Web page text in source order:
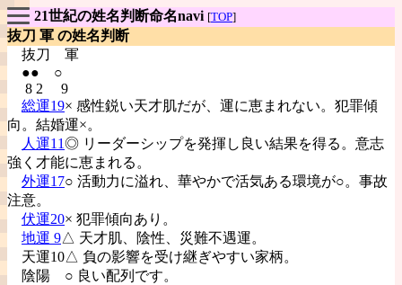
21世紀の姓名判断命名navi [TOP]
抜刀 軍 の姓名判断
抜刀 軍
●● ○
8 2 9
総運19× 感性鋭い天才肌だが、運に恵まれない。犯罪傾
向。結婚運×。
人運11◎ リーダーシップを発揮し良い結果を得る。意志
強く才能に恵まれる。
外運17○ 活動力に溢れ、華やかで活気ある環境が○。事故
注意。
伏運20× 犯罪傾向あり。
地運 9△ 天才肌、陰性、災難不遇運。
天運10△ 負の影響を受け継ぎやすい家柄。
陰陽 ○ 良い配列です。